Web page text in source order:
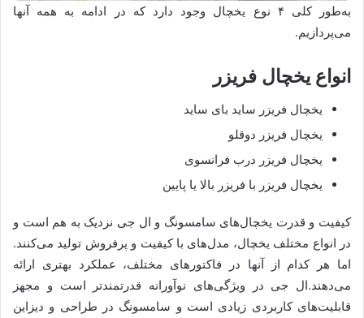
به‌طور کلی ۴ نوع یخچال وجود دارد که در ادامه به همه آنها
می‌پردازیم.
انواع یخچال فریزر
یخچال فریزر ساید بای ساید
یخچال فریزر دوقلو
یخچال فریزر درب فرانسوی
یخچال فریزر با فریزر بالا یا پایین
کیفیت و قدرت یخچال‌های سامسونگ و ال جی نزدیک به هم است و
در انواع مختلف یخچال، مدل‌های با کیفیت و پرفروش تولید می‌کنند.
اما هر کدام از آنها در فاکتورهای مختلف، عملکرد بهتری ارائه
می‌دهند.ال جی در ویژگی‌های نوآورانه قدرتمندتر است و مجهز
قابلیت‌های کاربردی زیادی است و سامسونگ در طراحی و دیزاین